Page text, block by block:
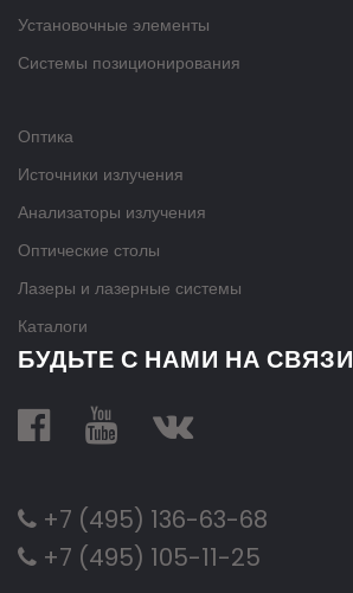
Установочные элементы
Системы позиционирования
Оптика
Источники излучения
Анализаторы излучения
Оптические столы
Лазеры и лазерные системы
Каталоги
БУДЬТЕ С НАМИ НА СВЯЗИ
+7 (495) 136-63-68
+7 (495) 105-11-25